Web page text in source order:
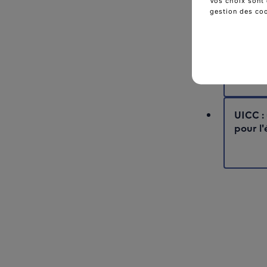
in the
UICC
pour
gestion des